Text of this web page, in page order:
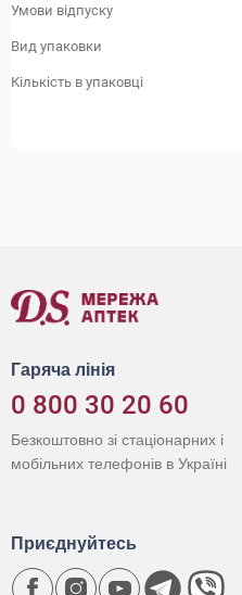
Умови відпуску
Вид упаковки
Кількість в упаковці
Гаряча лінія
0 800 30 20 60
Безкоштовно зі стаціонарних і
мобільних телефонів в Україні
Приєднуйтесь